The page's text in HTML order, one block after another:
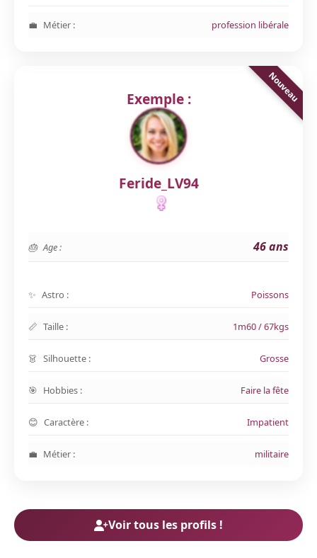
Métier : profession libérale
Exemple :
Feride_LV94
Age : 46 ans
Astro : Poissons
Taille : 1m60 / 67kgs
Silhouette : Grosse
Hobbies : Faire la fête
Caractère : Impatient
Métier : militaire
Voir tous les profils !